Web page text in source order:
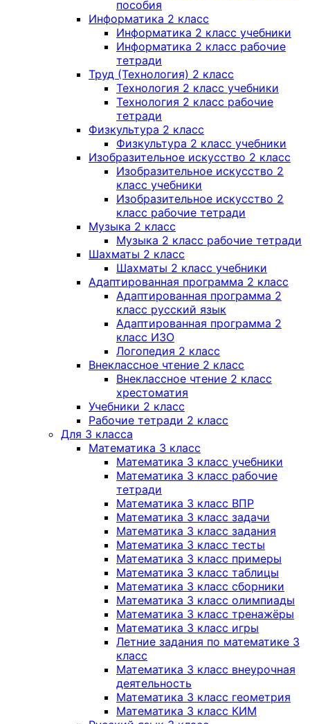
пособия
Информатика 2 класс
Информатика 2 класс учебники
Информатика 2 класс рабочие
тетради
Труд (Технология) 2 класс
Технология 2 класс учебники
Технология 2 класс рабочие
тетради
Физкультура 2 класс
Физкультура 2 класс учебники
Изобразительное искусство 2 класс
Изобразительное искусство 2
класс учебники
Изобразительное искусство 2
класс рабочие тетради
Музыка 2 класс
Музыка 2 класс рабочие тетради
Шахматы 2 класс
Шахматы 2 класс учебники
Адаптированная программа 2 класс
Адаптированная программа 2
класс русский язык
Адаптированная программа 2
класс ИЗО
Логопедия 2 класс
Внеклассное чтение 2 класс
Внеклассное чтение 2 класс
хрестоматия
Учебники 2 класс
Рабочие тетради 2 класс
Для 3 класса
Математика 3 класс
Математика 3 класс учебники
Математика 3 класс рабочие
тетради
Математика 3 класс ВПР
Математика 3 класс задачи
Математика 3 класс задания
Математика 3 класс тесты
Математика 3 класс примеры
Математика 3 класс таблицы
Математика 3 класс сборники
Математика 3 класс олимпиады
Математика 3 класс тренажёры
Математика 3 класс игры
Летние задания по математике 3
класс
Математика 3 класс внеурочная
деятельность
Математика 3 класс геометрия
Математика 3 класс КИМ